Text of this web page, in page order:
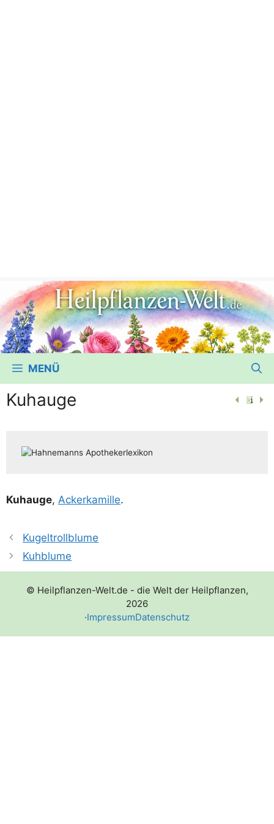
MENÜ
Kuhauge
Kuh­au­ge, Acker­ka­mil­le.
Kugeltrollblume
Kuhblume
© Heilpflanzen-Welt.de - die Welt der Heilpflanzen,
2026
·ImpressumDatenschutz